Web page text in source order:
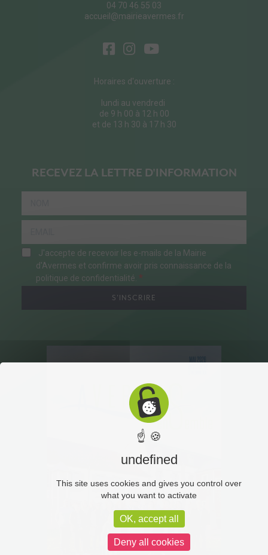
04 70 46 55 03
accueil@mairieavermes.fr
Horaires d'ouverture :
lundi au vendredi
de 9 h 00 à 12 h 00
et de 13 h 30 à 17 h 30
RECEVEZ LA LETTRE D'INFORMATION
J'accepte de recevoir les e-mails de la Mairie
d'Avermes et confirme avoir pris connaissance de la
politique de confidentialité.
S'INSCRIRE
☝ 🍪
undefined
This site uses cookies and gives you control over
what you want to activate
OK, accept all
Deny all cookies